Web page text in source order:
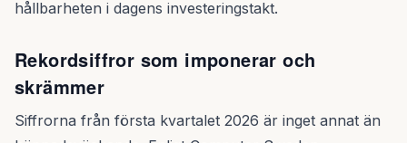
hållbarheten i dagens investeringstakt.
Rekordsiffror som imponerar och
skrämmer
Siffrorna från första kvartalet 2026 är inget annat än